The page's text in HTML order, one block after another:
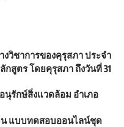
วิชาการของคุรุสภา ประจำ
กสูตร โดยคุรุสภา ถึงวันที่ 31
นุรักษ์สิ่งแวดล้อม อำเภอ
น แบบทดสอบออนไลน์ชุด